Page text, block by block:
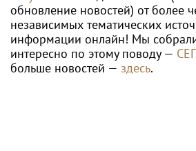
обновление новостей) от более
независимых тематических
информации онлайн! Мы
интересно по этому поводу —
больше новостей — здесь.